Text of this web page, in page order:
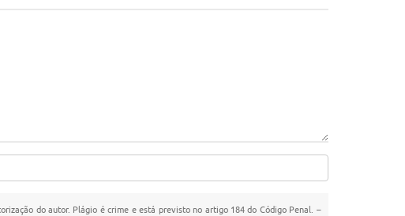
do autor. Plágio é crime e está previsto no artigo 184 do Código Penal. –